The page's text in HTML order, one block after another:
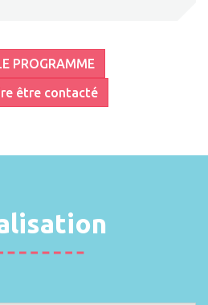
PROGRAMME
être contacté